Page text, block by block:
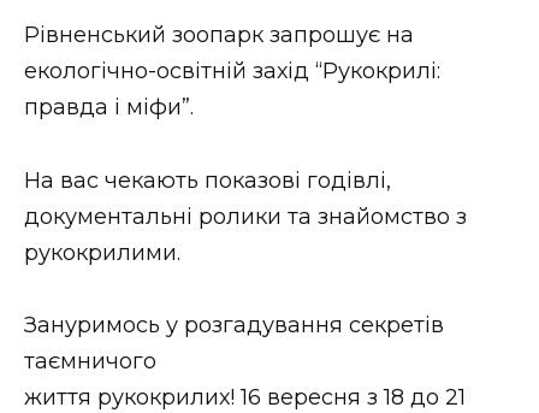
Втрачений Ужгород (відеоверсія)
ЗАКАРПАТСЬКІ НОВИНИ
ФОТО
Рівненський зоопарк запрошує на
екологічно-освітній захід “Рукокрилі:
правда і міфи”.
На вас чекають показові годівлі,
документальні ролики та знайомство з
рукокрилими.
Зануримось у розгадування секретів
таємничого
життя рукокрилих! 16 вересня з 18 до 21